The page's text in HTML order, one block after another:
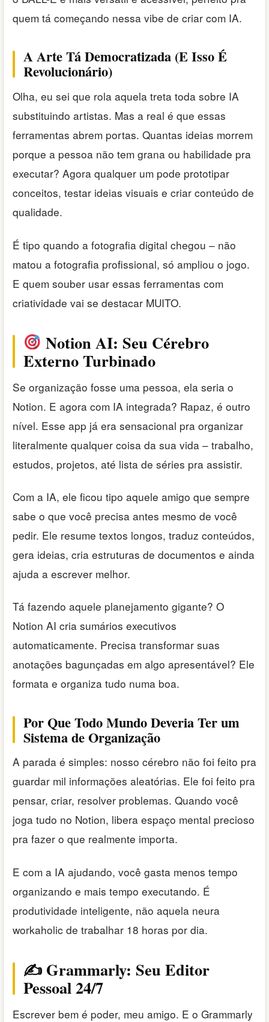
quem tá começando nessa vibe de criar com IA.
A Arte Tá Democratizada (E Isso É
Revolucionário)
Olha, eu sei que rola aquela treta toda sobre IA
substituindo artistas. Mas a real é que essas
ferramentas abrem portas. Quantas ideias morrem
porque a pessoa não tem grana ou habilidade pra
executar? Agora qualquer um pode prototipar
conceitos, testar ideias visuais e criar conteúdo de
qualidade.
É tipo quando a fotografia digital chegou – não
matou a fotografia profissional, só ampliou o jogo.
E quem souber usar essas ferramentas com
criatividade vai se destacar MUITO.
Notion AI: Seu Cérebro
Externo Turbinado
Se organização fosse uma pessoa, ela seria o
Notion. E agora com IA integrada? Rapaz, é outro
nível. Esse app já era sensacional pra organizar
literalmente qualquer coisa da sua vida – trabalho,
estudos, projetos, até lista de séries pra assistir.
Com a IA, ele ficou tipo aquele amigo que sempre
sabe o que você precisa antes mesmo de você
pedir. Ele resume textos longos, traduz conteúdos,
gera ideias, cria estruturas de documentos e ainda
ajuda a escrever melhor.
Tá fazendo aquele planejamento gigante? O
Notion AI cria sumários executivos
automaticamente. Precisa transformar suas
anotações bagunçadas em algo apresentável? Ele
formata e organiza tudo numa boa.
Por Que Todo Mundo Deveria Ter um
Sistema de Organização
A parada é simples: nosso cérebro não foi feito pra
guardar mil informações aleatórias. Ele foi feito pra
pensar, criar, resolver problemas. Quando você
joga tudo no Notion, libera espaço mental precioso
pra fazer o que realmente importa.
E com a IA ajudando, você gasta menos tempo
organizando e mais tempo executando. É
produtividade inteligente, não aquela neura
workaholic de trabalhar 18 horas por dia.
✍️ Grammarly: Seu Editor
Pessoal 24/7
Escrever bem é poder, meu amigo. E o Grammarly